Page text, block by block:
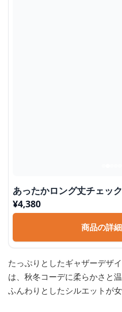
あったかロング丈チェッ
¥4,380
商品の詳
たっぷりとしたギャザーデザ
は、秋冬コーデに柔らかさと
ふんわりとしたシルエットが